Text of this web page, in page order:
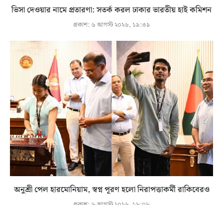
ভিসা দেওয়ার নামে প্রতারণা: সতর্ক করল ঢাকার ভারতীয় হাই কমিশন
প্রকাশ: ৬ আগস্ট ২০২৬, ১৯:৩৯
অনুশ্রী পেল হারমোনিয়াম, স্বপ্ন পূরণ হলো নিরাপত্তাকর্মী রাকিবেরও